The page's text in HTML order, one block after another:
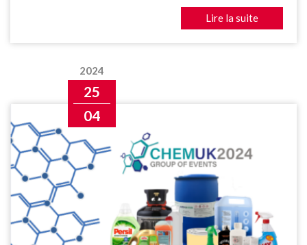
Lire la suite
2024
25
04